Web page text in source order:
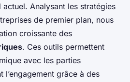
Analysant les stratégies
de premier plan, nous
croissante des
. Ces outils permettent
avec les parties
l’engagement grâce à des